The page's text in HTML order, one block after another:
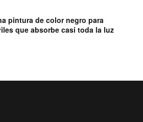
pintura de color negro para
que absorbe casi toda la luz